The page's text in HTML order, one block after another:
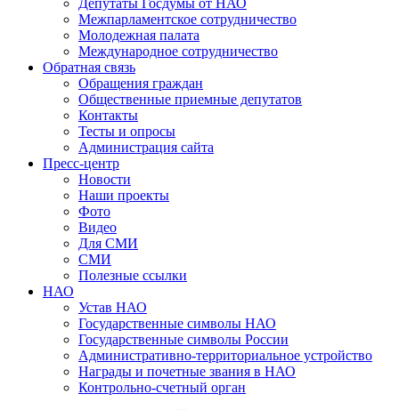
Депутаты Госдумы от НАО
Межпарламентское сотрудничество
Молодежная палата
Международное сотрудничество
Обратная cвязь
Обращения граждан
Общественные приемные депутатов
Контакты
Тесты и опросы
Администрация сайта
Пресс-центр
Новости
Наши проекты
Фото
Видео
Для СМИ
СМИ
Полезные ссылки
НАО
Устав НАО
Государственные символы НАО
Государственные символы России
Административно-территориальное устройство
Награды и почетные звания в НАО
Контрольно-счетный орган